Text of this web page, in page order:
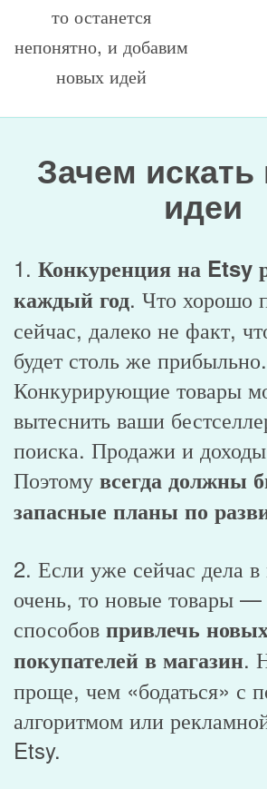
то останется
непонятно, и добавим
новых идей
Зачем
идеи
1. Конкуренция на Etsy
каждый год. Что хорошо
сейчас, далеко не факт,
будет столь же прибыльно.
Конкурирующие товары
вытеснить ваши
поиска. Продажи и
Поэтому всегда должны
запасные планы по
2. Если уже сейчас дела в
очень, то новые товары —
способов привлечь
покупателей в магазин.
проще, чем «бодаться» с
алгоритмом или
Etsy.